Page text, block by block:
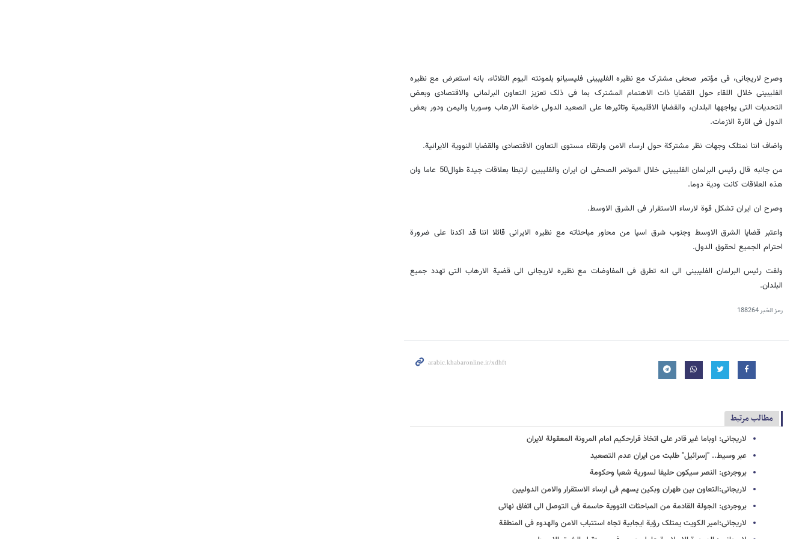
وصرح لاریجانی، فی مؤتمر صحفی مشترک مع نظیره الفلیبینی فلیسیانو بلمونته الیوم الثلاثاء، بانه استعرض مع نظیره
الفلیبینی خلال اللقاء حول القضایا ذات الاهتمام المشترک بما فی ذلک تعزیز التعاون البرلمانی والاقتصادی وبعض
التحدیات التی یواجهها البلدان، والقضایا الاقلیمیة وتاثیرها علی الصعید الدولی خاصة الارهاب وسوریا والیمن ودور بعض
الدول فی اثارة الازمات.
واضاف اننا نمتلک وجهات نظر مشترکة حول ارساء الامن وارتقاء مستوی التعاون الاقتصادی والقضایا النوویة الایرانیة.
من جانبه قال رئیس البرلمان الفلیبینی خلال الموتمر الصحفی ان ایران والفلیبین ارتبطا بعلاقات جیدة طوال50 عاما وان
هذه العلاقات کانت ودیة دوما.
وصرح ان ایران تشکل قوة لارساء الاستقرار فی الشرق الاوسط.
واعتبر قضایا الشرق الاوسط وجنوب شرق اسیا من محاور مباحثاته مع نظیره الایرانی قائلا اننا قد اکدنا علی ضرورة
احترام الجمیع لحقوق الدول.
ولفت رئیس البرلمان الفلیبینی الی انه تطرق فی المفاوضات مع نظیره لاریجانی الی قضیة الارهاب التی تهدد جمیع
البلدان.
رمز الخبر188264
مطالب مرتبط
لاریجانی: اوباما غیر قادر علی اتخاذ قرارحکیم امام المرونة المعقولة لایران
عبر وسیط.. "إسرائیل" طلبت من ایران عدم التصعید
بروجردی: النصر سیکون حلیفا لسوریة شعبا وحکومة
لاریجانی:التعاون بین طهران وبکین یسهم فی ارساء الاستقرار والامن الدولیین
بروجردی: الجولة القادمة من المباحثات النوویة حاسمة فی التوصل الی اتفاق نهائی
لاریجانی:امیر الکویت یمتلک رؤیة ایجابیة تجاه استتباب الامن والهدوء فی المنطقة